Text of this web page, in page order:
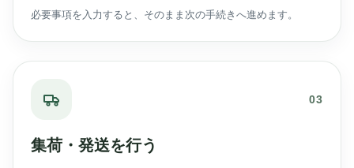
必要事項を入力すると、そのまま次の手続きへ進めます。
03
集荷・発送を行う